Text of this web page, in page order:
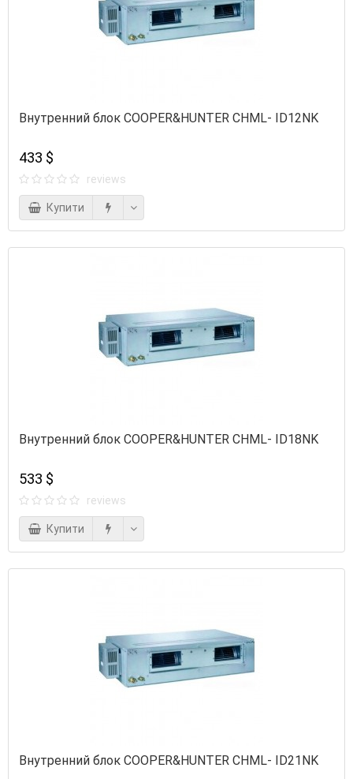
Внутренний блок COOPER&HUNTER CHML- ID12NK
433 $
reviews
Купити
Внутренний блок COOPER&HUNTER CHML- ID18NK
533 $
reviews
Купити
Внутренний блок COOPER&HUNTER CHML- ID21NK